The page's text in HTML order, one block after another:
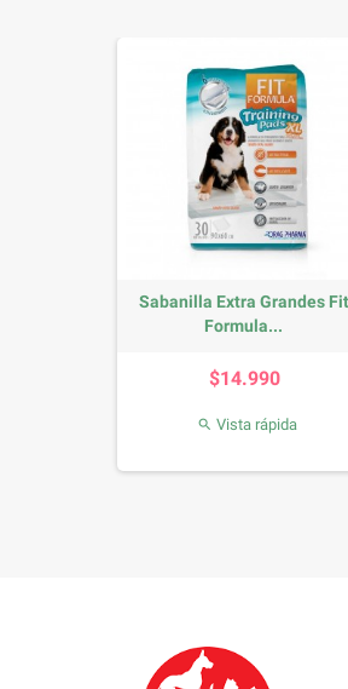
Sabanilla Extra Grandes Fit
Formula...
$14.990
 Vista rápida